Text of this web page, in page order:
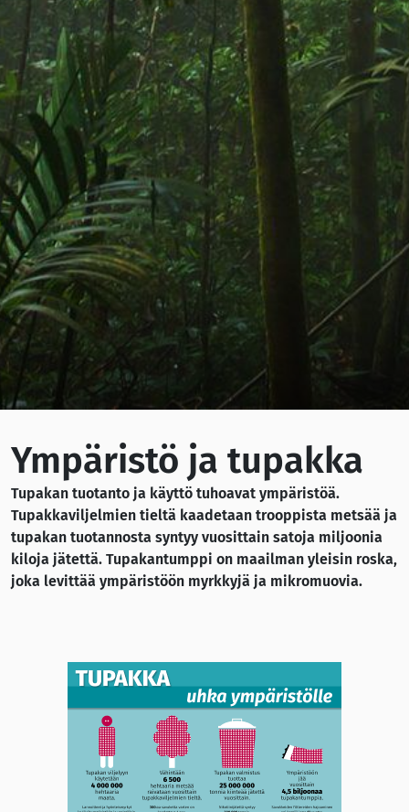
Ympäristö ja tupakka
Tupakan tuotanto ja käyttö tuhoavat ympäristöä.
Tupakkaviljelmien tieltä kaadetaan trooppista metsää ja
tupakan tuotannosta syntyy vuosittain satoja miljoonia
kiloja jätettä. Tupakantumppi on maailman yleisin roska,
joka levittää ympäristöön myrkkyjä ja mikromuovia.